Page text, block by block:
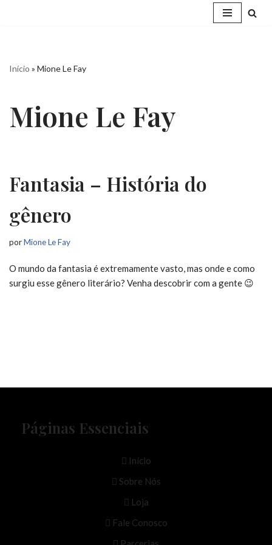
Início » Mione Le Fay
Mione Le Fay
Fantasia – História do
gênero
porMione Le Fay
O mundo da fantasia é extremamente vasto, mas onde e como
surgiu esse gênero literário? Venha descobrir com a gente 😉
Páginas Essenciais
Início
Sobre Nós
Loja
Fale Conosco